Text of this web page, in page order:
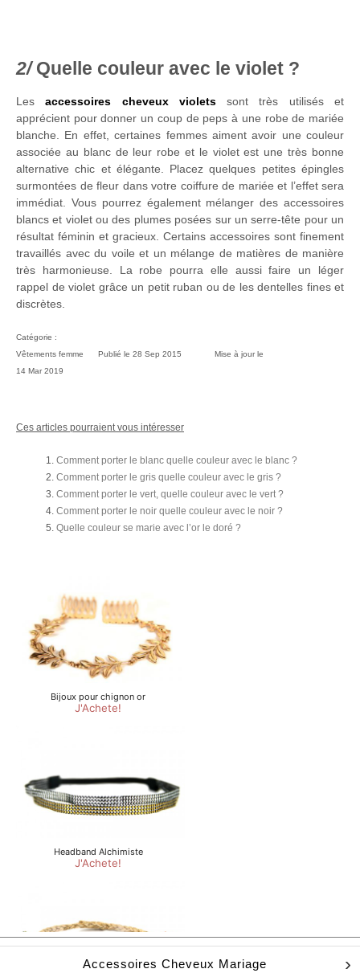
Quelle couleur avec le violet ?
Lesaccessoires cheveux violetssont très utilisés et
apprécient pour donner un coup de peps à une robe de mariée
blanche. En effet, certaines femmes aiment avoir une couleur
associée au blanc de leur robe et le violet est une très bonne
alternative chic et élégante. Placez quelques petites épingles
surmontées de fleur dans votre coiffure de mariée et l’effet sera
immédiat. Vous pourrez également mélanger des accessoires
blancs et violet ou des plumes posées sur un serre-tête pour un
résultat féminin et gracieux. Certains accessoires sont finement
travaillés avec du voile et un mélange de matières de manière
très harmonieuse. La robe pourra elle aussi faire un léger
rappel de violet grâce un petit ruban ou de les dentelles fines et
discrètes.
Catégorie :
Vêtements femme
Publié le 28 Sep 2015
Mise à jour le
14 Mar 2019
Ces articles pourraient vous intéresser
Comment porter le blanc quelle couleur avec le blanc ?
Comment porter le gris quelle couleur avec le gris ?
Comment porter le vert, quelle couleur avec le vert ?
Comment porter le noir quelle couleur avec le noir ?
Quelle couleur se marie avec l’or le doré ?
Accessoires Cheveux Mariage